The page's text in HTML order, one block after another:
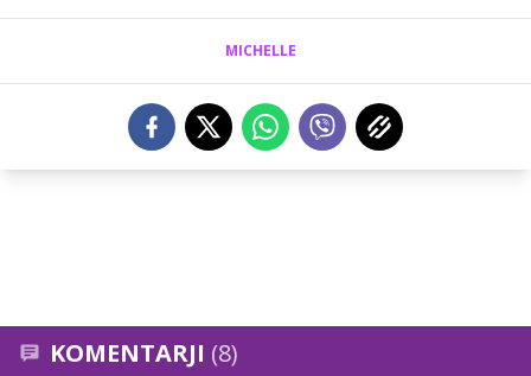
MICHELLE
KOMENTARJI (8)